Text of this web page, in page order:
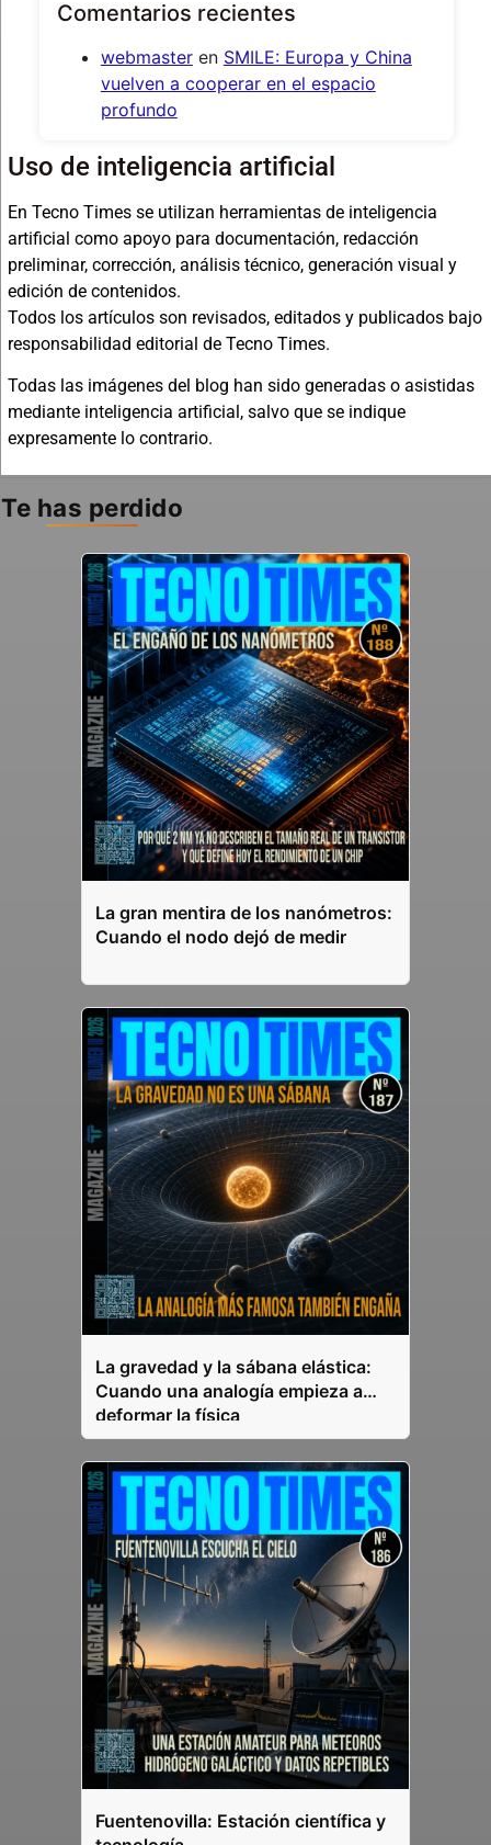
Comentarios recientes
webmasteren SMILE: Europa y China
vuelven a cooperar en el espacio
profundo
Uso de inteligencia artificial
En Tecno Times se utilizan herramientas de inteligencia
artificial como apoyo para documentación, redacción
preliminar, corrección, análisis técnico, generación visual y
edición de contenidos.
Todos los artículos son revisados, editados y publicados bajo
responsabilidad editorial de Tecno Times.
Todas las imágenes del blog han sido generadas o asistidas
mediante inteligencia artificial, salvo que se indique
expresamente lo contrario.
Te has perdido
La gran mentira de los nanómetros:
Cuando el nodo dejó de medir
La gravedad y la sábana elástica:
Cuando una analogía empieza a
deformar la física
Fuentenovilla: Estación científica y